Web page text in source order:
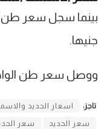
جنيها.
ووصل سعر طن الواحة
تاجز: اسعار الحديد
سعر الحديد سعر